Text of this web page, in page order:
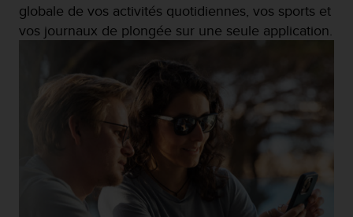
globale de vos activités quotidiennes, vos sports et
vos journaux de plongée sur une seule application.